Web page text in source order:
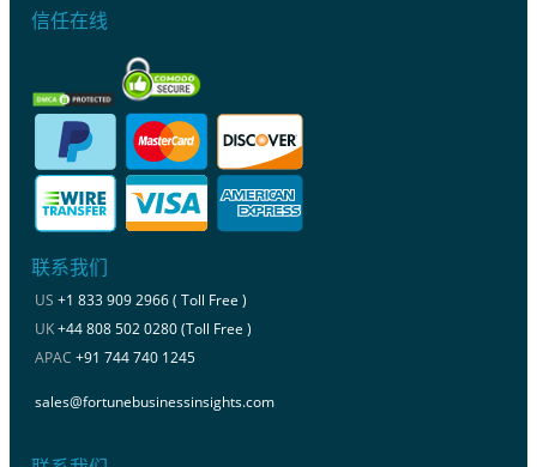
信任在线
联系我们
US +1 833 909 2966 ( Toll Free )
UK+44 808 502 0280 (Toll Free )
APAC +91 744 740 1245
sales@fortunebusinessinsights.com